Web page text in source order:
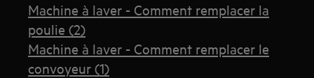
Machine à laver - Comment remplacer la
poulie (2)
Machine à laver - Comment remplacer le
convoyeur (1)